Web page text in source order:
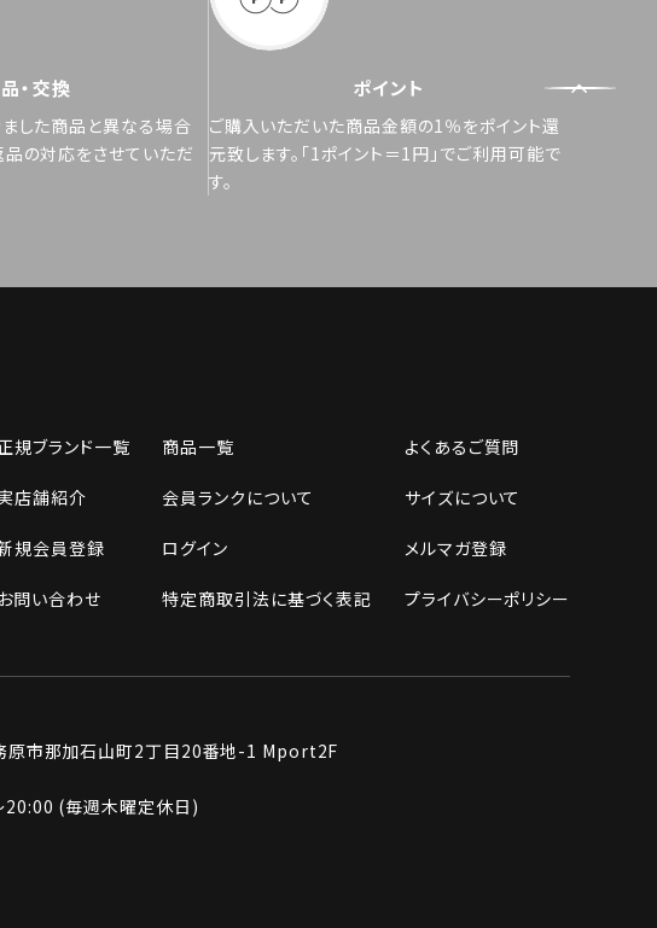
・交換
した商品と異なる場合
の対応をさせていただ
ポイント
ご購入いただいた商品金額の1％をポイント還
元致します。「1ポイント＝1円」でご利用可能で
す。
規ブランド一覧 商品一覧 よくあるご質問
店舗紹介 会員ランクについて サイズについて
規会員登録 ログイン メルマガ登録
お問い合わせ 特定商取引法に基づく表記 プライバシーポリシー
原市那加石山町2丁目20番地-1 Mport2F
(毎週木曜定休日)